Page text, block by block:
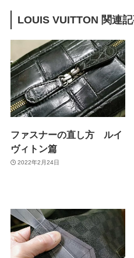
LOUIS VUITTON 関連
ファスナーの直し方 ルイ
ヴィトン篇
2022年2月24日